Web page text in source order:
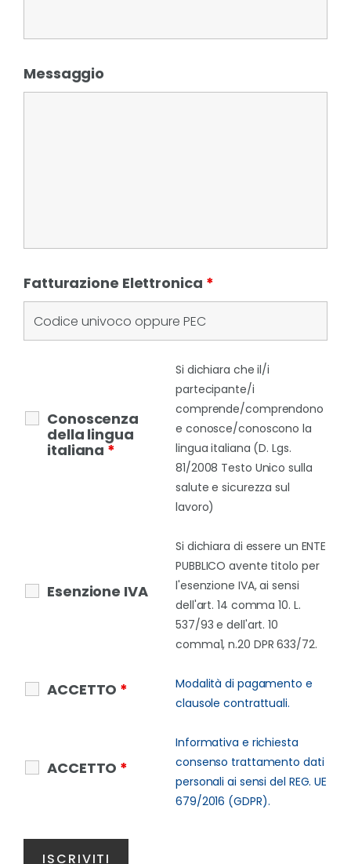
Messaggio
Fatturazione Elettronica *
Conoscenza
della lingua
italiana *
Si dichiara che il/i
partecipante/i
comprende/comprendono
e conosce/conoscono la
lingua italiana (D. Lgs.
81/2008 Testo Unico sulla
salute e sicurezza sul
lavoro)
Esenzione IVA
Si dichiara di essere un ENTE
PUBBLICO avente titolo per
l'esenzione IVA, ai sensi
dell'art. 14 comma 10. L.
537/93 e dell'art. 10
comma1, n.20 DPR 633/72.
ACCETTO *
Modalità di pagamento e
clausole contrattuali.
ACCETTO *
Informativa e richiesta
consenso trattamento dati
personali ai sensi del REG. UE
679/2016 (GDPR).